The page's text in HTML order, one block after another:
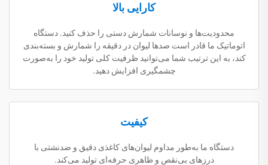
کارایی بالا
محدودیت‌ها و نوسانات شمارش دستی را حذف کنید. دستگاه
اتوماتیک ما قادر است صدها لیوان در دقیقه را شمارش و بسته‌بندی
کند، به این ترتیب شما می‌توانید ظرفیت کلی تولید خود را به‌صورت
چشمگیری افزایش دهید.
کیفیت
دستگاه ما به‌طور مداوم لیوان‌های کاغذی دقیق و ضد‌نشتی با
درزهای بی‌نقص و ظاهری حرفه‌ای تولید می‌کند.